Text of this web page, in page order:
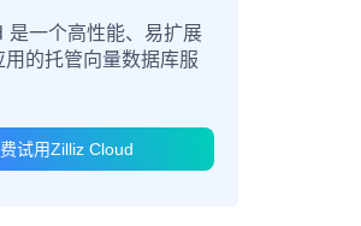
一个高性能、易扩展
的托管向量数据库服
试用Zilliz Cloud